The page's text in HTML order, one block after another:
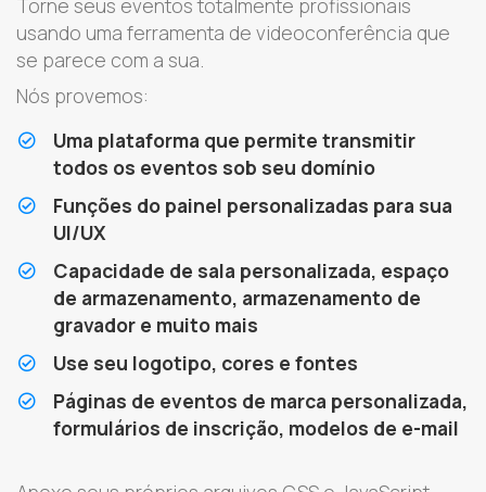
Torne seus eventos totalmente profissionais
usando uma ferramenta de videoconferência que
se parece com a sua.
Nós provemos:
Uma plataforma que permite transmitir
todos os eventos sob seu domínio
Funções do painel personalizadas para sua
UI/UX
Capacidade de sala personalizada, espaço
de armazenamento, armazenamento de
gravador e muito mais
Use seu logotipo, cores e fontes
Páginas de eventos de marca personalizada,
formulários de inscrição, modelos de e-mail